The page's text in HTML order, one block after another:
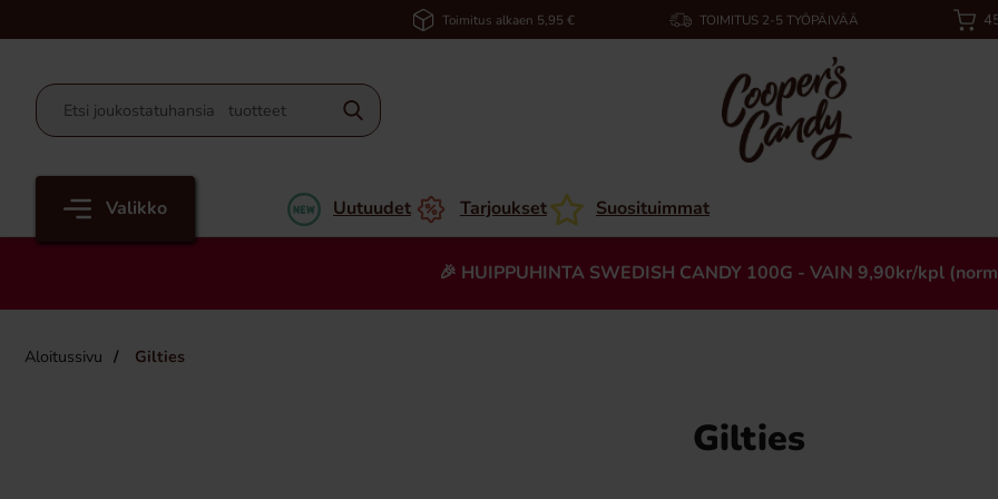
Toimitus alkaen 5,95 € TOIMITUS 2-5 TYÖPÄIVÄÄ
Valikko Uutuudet Tarjoukset Suosituimmat
🎉 HUIPPUHINTA SWEDISH CANDY 100G - VAIN 9,90kr/kpl
Aloitussivu Gilties
Gilties